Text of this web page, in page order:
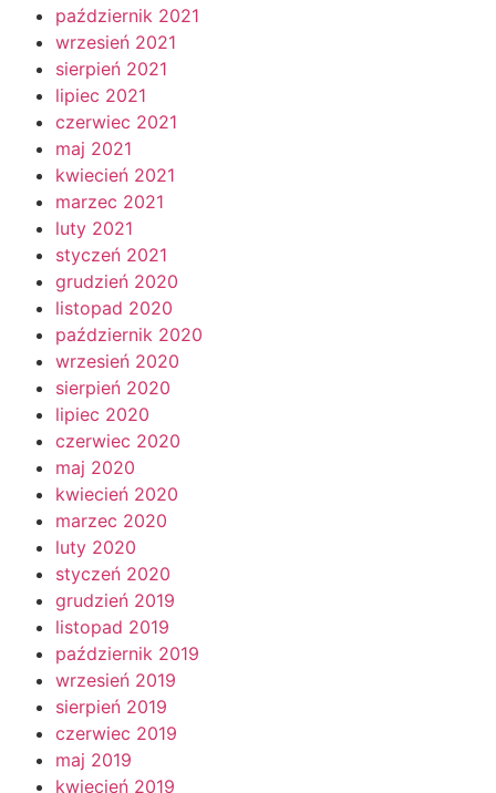
październik 2021
wrzesień 2021
sierpień 2021
lipiec 2021
czerwiec 2021
maj 2021
kwiecień 2021
marzec 2021
luty 2021
styczeń 2021
grudzień 2020
listopad 2020
październik 2020
wrzesień 2020
sierpień 2020
lipiec 2020
czerwiec 2020
maj 2020
kwiecień 2020
marzec 2020
luty 2020
styczeń 2020
grudzień 2019
listopad 2019
październik 2019
wrzesień 2019
sierpień 2019
czerwiec 2019
maj 2019
kwiecień 2019